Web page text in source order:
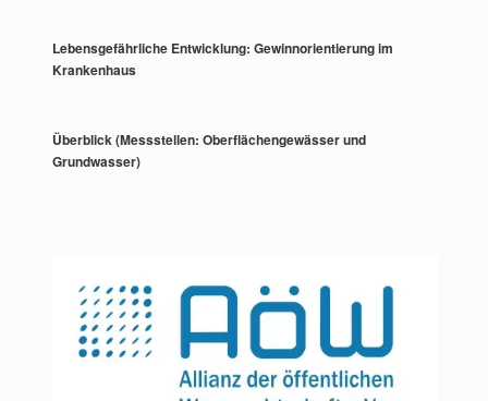
Lebensgefährliche Entwicklung: Gewinnorientierung im
Krankenhaus
Überblick (Messstellen: Oberflächengewässer und
Grundwasser)